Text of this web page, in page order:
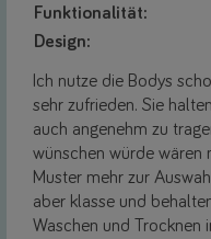
Funktionalität:
Design:
Ich nutze die Bodys
sehr zufrieden. Sie
auch angenehm zu
wünschen würde wären
Muster mehr zur
aber klasse und
Waschen und Trocknen